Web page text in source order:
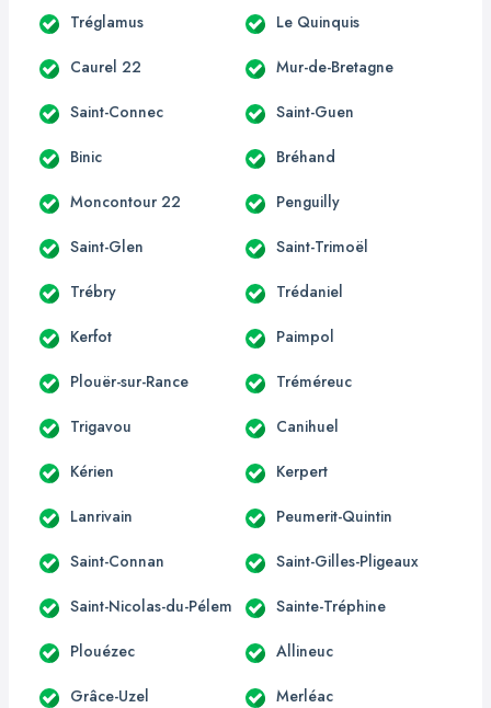
Tréglamus Le Quinquis
Caurel 22 Mur-de-Bretagne
Saint-Connec Saint-Guen
Binic Bréhand
Moncontour 22 Penguilly
Saint-Glen Saint-Trimoël
Trébry Trédaniel
Kerfot Paimpol
Plouër-sur-Rance Tréméreuc
Trigavou Canihuel
Kérien Kerpert
Lanrivain Peumerit-Quintin
Saint-Connan Saint-Gilles-Pligeaux
Saint-Nicolas-du-Pélem Sainte-Tréphine
Plouézec Allineuc
Grâce-Uzel Merléac